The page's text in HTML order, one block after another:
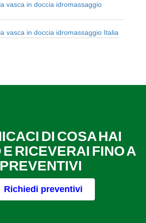
vasca in doccia idromassaggio
vasca in doccia idromassaggio Italia
DI COSA HAI
RICEVERAI FINO A
Richiedi preventivi